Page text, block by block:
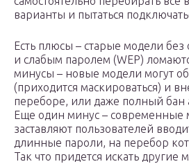
варианты и пытаться
Есть плюсы – старые модели без
и слабым паролем (WEP)
минусы – новые модели могут
(приходится маскироваться) и
переборе, или даже полный
Еще один минус – современные
заставляют пользователей
длинные пароли, на перебор
Так что придется искать другие